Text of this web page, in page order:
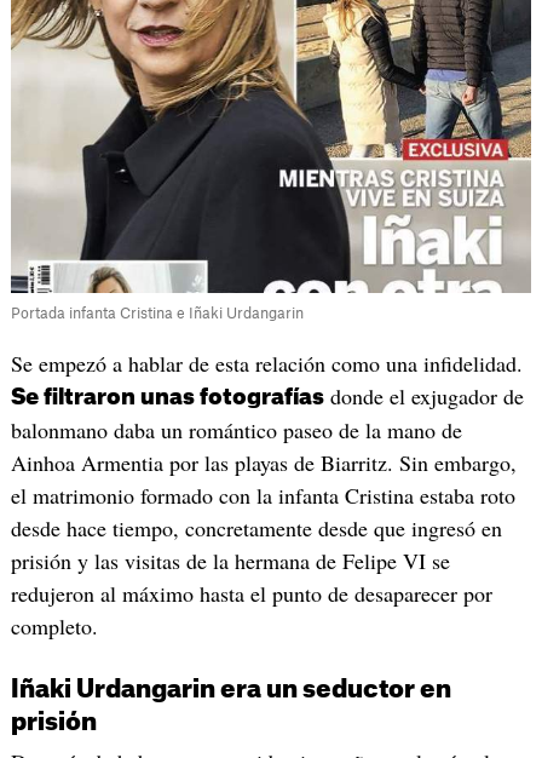
Portada infanta Cristina e Iñaki Urdangarin
Se empezó a hablar de esta relación como una infidelidad.
Se filtraron unas fotografíasdonde el exjugador de
balonmano daba un romántico paseo de la mano de
Ainhoa Armentia por las playas de Biarritz. Sin embargo,
el matrimonio formado con la infanta Cristina estaba roto
desde hace tiempo, concretamente desde que ingresó en
prisión y las visitas de la hermana de Felipe VI se
redujeron al máximo hasta el punto de desaparecer por
completo.
Iñaki Urdangarin era un seductor en
prisión